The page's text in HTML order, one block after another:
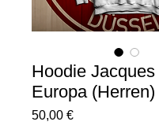
Hoodie Jacques
Europa (Herren)
50,00 €Preis